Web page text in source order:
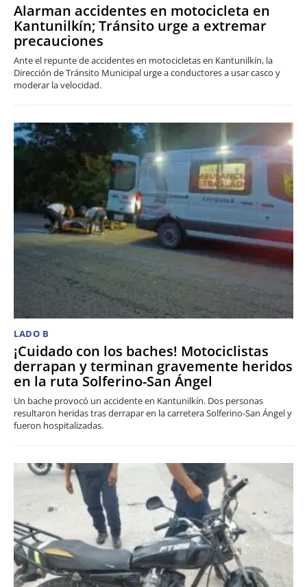
Alarman accidentes en motocicleta en
Kantunilkín; Tránsito urge a extremar
precauciones
Ante el repunte de accidentes en motocicletas en Kantunilkín, la
Dirección de Tránsito Municipal urge a conductores a usar casco y
moderar la velocidad.
LADO B
¡Cuidado con los baches! Motociclistas
derrapan y terminan gravemente heridos
en la ruta Solferino-San Ángel
Un bache provocó un accidente en Kantunilkín. Dos personas
resultaron heridas tras derrapar en la carretera Solferino-San Ángel y
fueron hospitalizadas.